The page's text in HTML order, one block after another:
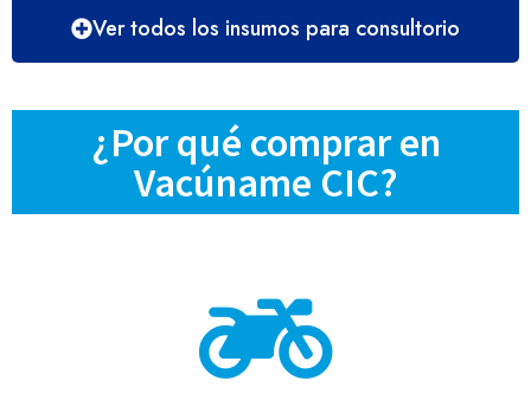
Ver todos los insumos para consultorio
¿Por qué comprar en
Vacúname CIC?